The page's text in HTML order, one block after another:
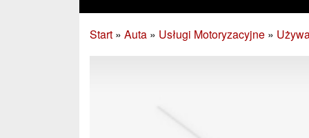
Start » Auta » Usługi Motoryzacyjne »